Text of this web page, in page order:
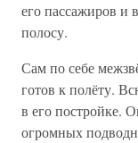
его пассажиров и
полосу.
Сам по себе
готов к полёту.
в его постройке.
огромных